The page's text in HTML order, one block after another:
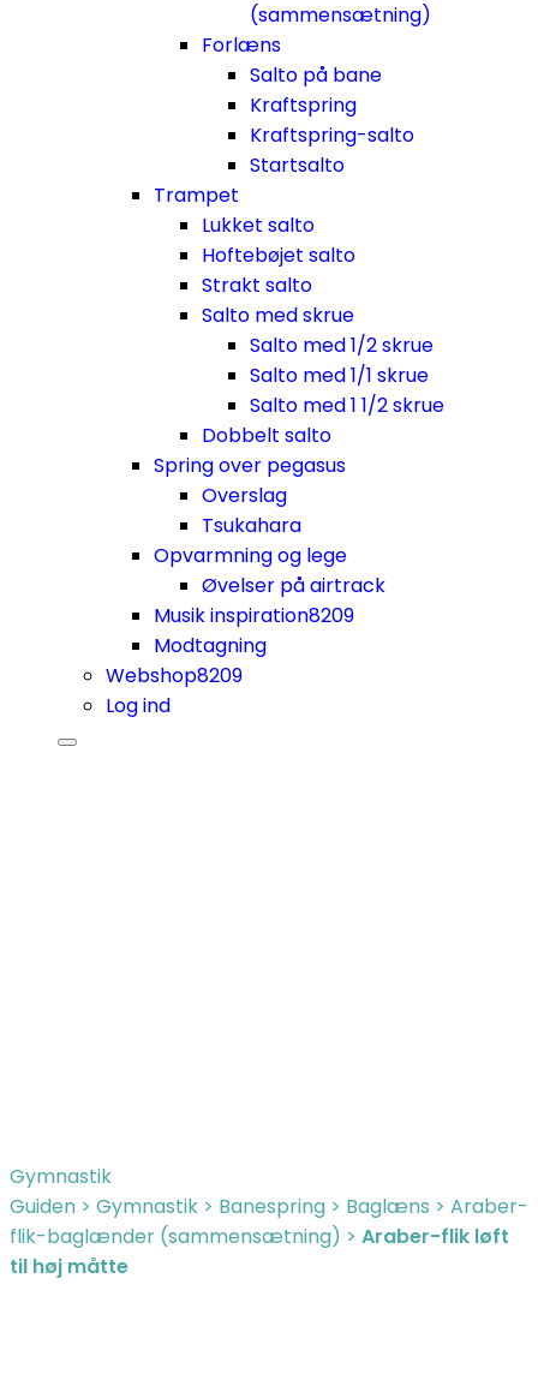
(sammensætning)
Forlæns
Salto på bane
Kraftspring
Kraftspring-salto
Startsalto
Trampet
Lukket salto
Hoftebøjet salto
Strakt salto
Salto med skrue
Salto med 1/2 skrue
Salto med 1/1 skrue
Salto med 1 1/2 skrue
Dobbelt salto
Spring over pegasus
Overslag
Tsukahara
Opvarmning og lege
Øvelser på airtrack
Musik inspiration8209
Modtagning
Webshop8209
Log ind
Gymnastik
Guiden > Gymnastik > Banespring > Baglæns > Araber-
flik-baglænder (sammensætning) > Araber-flik løft
til høj måtte